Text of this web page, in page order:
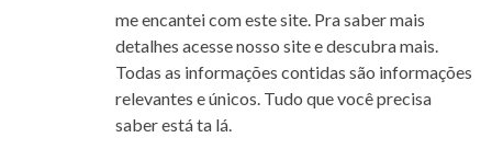
me encantei com este site. Pra saber mais
detalhes acesse nosso site e descubra mais.
Todas as informações contidas são informações
relevantes e únicos. Tudo que você precisa
saber está ta lá.